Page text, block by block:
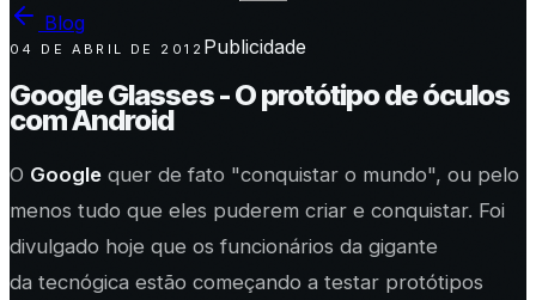
Blog
04 DE ABRIL DE 2012 Publicidade
Google Glasses - O protótipo de óculos
com Android
O Google quer de fato "conquistar o mundo", ou pelo
menos tudo que eles puderem criar e conquistar. Foi
divulgado hoje que os funcionários da gigante
da tecnógica estão começando a testar protótipos